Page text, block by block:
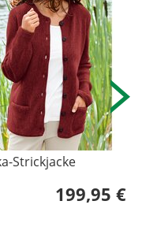
Strickjacke
199,95 €